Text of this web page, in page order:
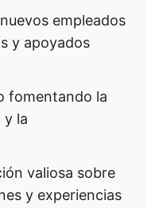
empleados
y apoyados
fomentando la
y la
valiosa sobre
y experiencias